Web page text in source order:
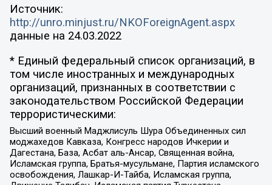
Источник:
http://unro.minjust.ru/NKOForeignAgent.aspx
данные на 24.03.2022
* Единый федеральный список организаций, в
том числе иностранных и международных
организаций, признанных в соответствии с
законодательством Российской Федерации
террористическими:
Высший военный Маджлисуль Шура Объединенных сил
моджахедов Кавказа, Конгресс народов Ичкерии и
Дагестана, База, Асбат аль-Ансар, Священная война,
Исламская группа, Братья-мусульмане, Партия исламского
освобождения, Лашкар-И-Тайба, Исламская группа,